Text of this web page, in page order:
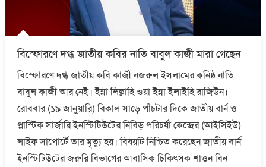
বিস্ফোরণে দগ্ধ জাতীয় কবির নাতি বাবুল কাজী মারা গেছেন
বিস্ফোরণে দগ্ধ জাতীয় কবি কাজী নজরুল ইসলামের কনিষ্ঠ নাতি
বাবুল কাজী আর নেই। ইন্না লিল্লাহি ওয়া ইন্না ইলাইহি রাজিউন।
রোববার (১৯ জানুয়ারি) বিকাল সাড়ে পাঁচটার দিকে জাতীয় বার্ন ও
প্লাস্টিক সার্জারি ইনস্টিটিউটের নিবিড় পরিচর্যা কেন্দ্রের (আইসিইউ)
লাইফ সাপোর্টে তার মৃত্যু হয়। বিষয়টি নিশ্চিত করেছেন জাতীয় বার্ন
ইনস্টিটিউটের জরুরি বিভাগের আবাসিক চিকিৎসক শাওন বিন